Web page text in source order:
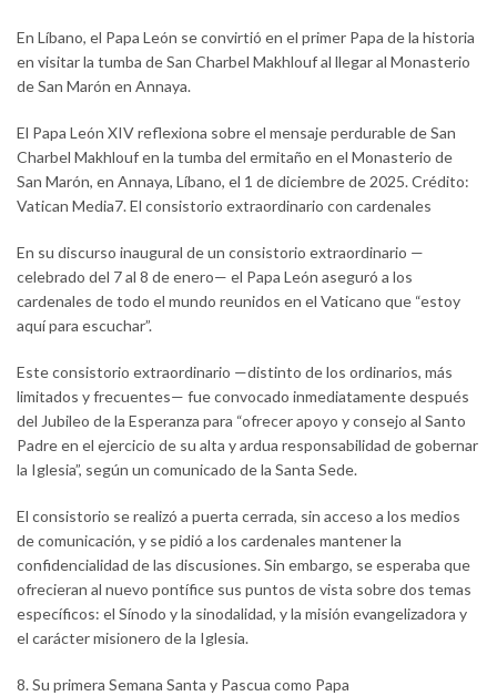
En Líbano, el Papa León se convirtió en el primer Papa de la historia
en visitar la tumba de San Charbel Makhlouf al llegar al Monasterio
de San Marón en Annaya.
El Papa León XIV reflexiona sobre el mensaje perdurable de San
Charbel Makhlouf en la tumba del ermitaño en el Monasterio de
San Marón, en Annaya, Líbano, el 1 de diciembre de 2025. Crédito:
Vatican Media7. El consistorio extraordinario con cardenales
En su discurso inaugural de un consistorio extraordinario —
celebrado del 7 al 8 de enero— el Papa León aseguró a los
cardenales de todo el mundo reunidos en el Vaticano que “estoy
aquí para escuchar”.
Este consistorio extraordinario —distinto de los ordinarios, más
limitados y frecuentes— fue convocado inmediatamente después
del Jubileo de la Esperanza para “ofrecer apoyo y consejo al Santo
Padre en el ejercicio de su alta y ardua responsabilidad de gobernar
la Iglesia”, según un comunicado de la Santa Sede.
El consistorio se realizó a puerta cerrada, sin acceso a los medios
de comunicación, y se pidió a los cardenales mantener la
confidencialidad de las discusiones. Sin embargo, se esperaba que
ofrecieran al nuevo pontífice sus puntos de vista sobre dos temas
específicos: el Sínodo y la sinodalidad, y la misión evangelizadora y
el carácter misionero de la Iglesia.
8. Su primera Semana Santa y Pascua como Papa